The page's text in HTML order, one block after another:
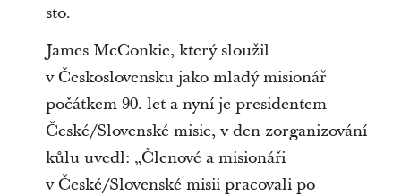
sto.
James McConkie, který sloužil
v Československu jako mladý misionář
počátkem 90. let a nyní je presidentem
České/Slovenské misie, v den zorganizování
kůlu uvedl: „Členové a misionáři
v České/Slovenské misii pracovali po